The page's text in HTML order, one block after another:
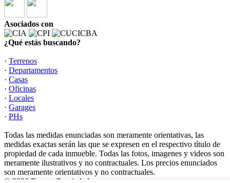
Asociados con
¿Qué estás buscando?
· Terrenos
· Departamentos
· Casas
· Oficinas
· Locales
· Garages
· PHs
Todas las medidas enunciadas son meramente orientativas, las
medidas exactas serán las que se expresen en el respectivo título de
propiedad de cada inmueble. Todas las fotos, imagenes y videos son
meramente ilustrativos y no contractuales. Los precios enunciados
son meramente orientativos y no contractuales.
© 2026 Buyma Propiedades.